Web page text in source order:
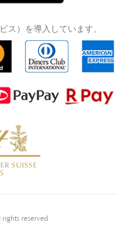
）を導入しています。
reserved